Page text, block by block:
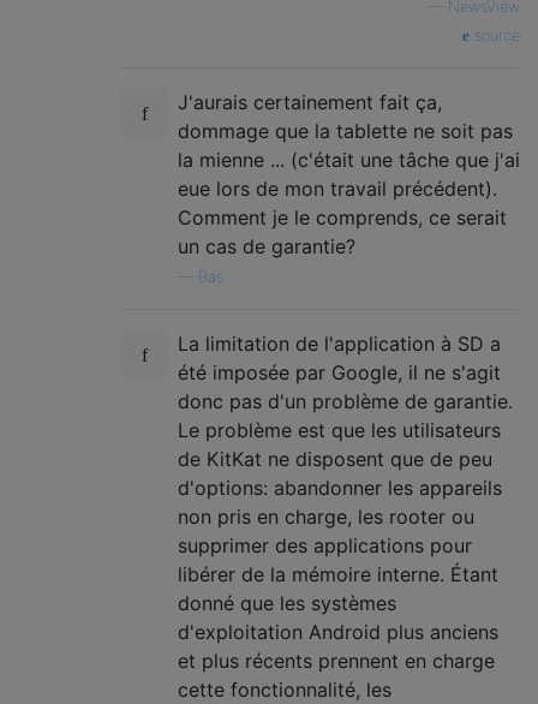
NewsView
source
J'aurais certainement fait ça,
dommage que la tablette ne soit pas
la mienne ... (c'était une tâche que j'ai
eue lors de mon travail précédent).
Comment je le comprends, ce serait
un cas de garantie?
Bas
La limitation de l'application à SD a
été imposée par Google, il ne s'agit
donc pas d'un problème de garantie.
Le problème est que les utilisateurs
de KitKat ne disposent que de peu
d'options: abandonner les appareils
non pris en charge, les rooter ou
supprimer des applications pour
libérer de la mémoire interne. Étant
donné que les systèmes
d'exploitation Android plus anciens
et plus récents prennent en charge
cette fonctionnalité, les